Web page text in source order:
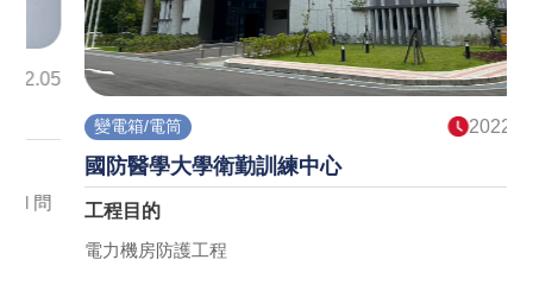
變電箱/電筒 2022.10.31
國防醫學大學衛勤訓練中心
工程目的
電力機房防護工程